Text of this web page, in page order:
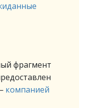
фрагмент
компанией